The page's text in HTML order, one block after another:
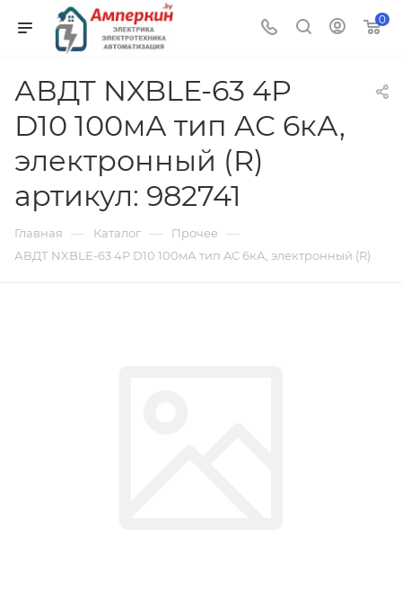
0
АВДТ NXBLE-63 4P
D10 100мА тип AС 6кА,
электронный (R)
артикул: 982741
Главная — Каталог — Прочее —
АВДТ NXBLE-63 4P D10 100мА тип AС 6кА, электронный (R)